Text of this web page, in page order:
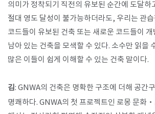
의미가 정착되기 직전의 유보된 순간에 도달하
절대 영도 달성이 불가능하더라도, 우리는 관
코드들이 유보된 건축 또는 새로운 코드들이
남아 있는 건축을 모색할 수 있다. 소수만 읽을
많은 이들이 쉽게 이해할 수 있는 건축 말이다.
​김: GNWA의 건축은 명확한 구조에 더해 공간
명쾌하다. GNWA의 첫 프로젝트인 로몽 문화